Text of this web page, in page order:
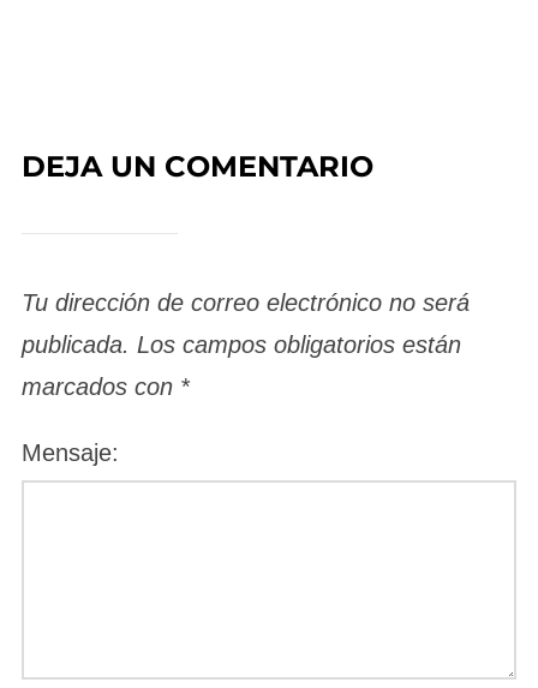
DEJA UN COMENTARIO
Tu dirección de correo electrónico no será
publicada. Los campos obligatorios están
marcados con *
Mensaje: